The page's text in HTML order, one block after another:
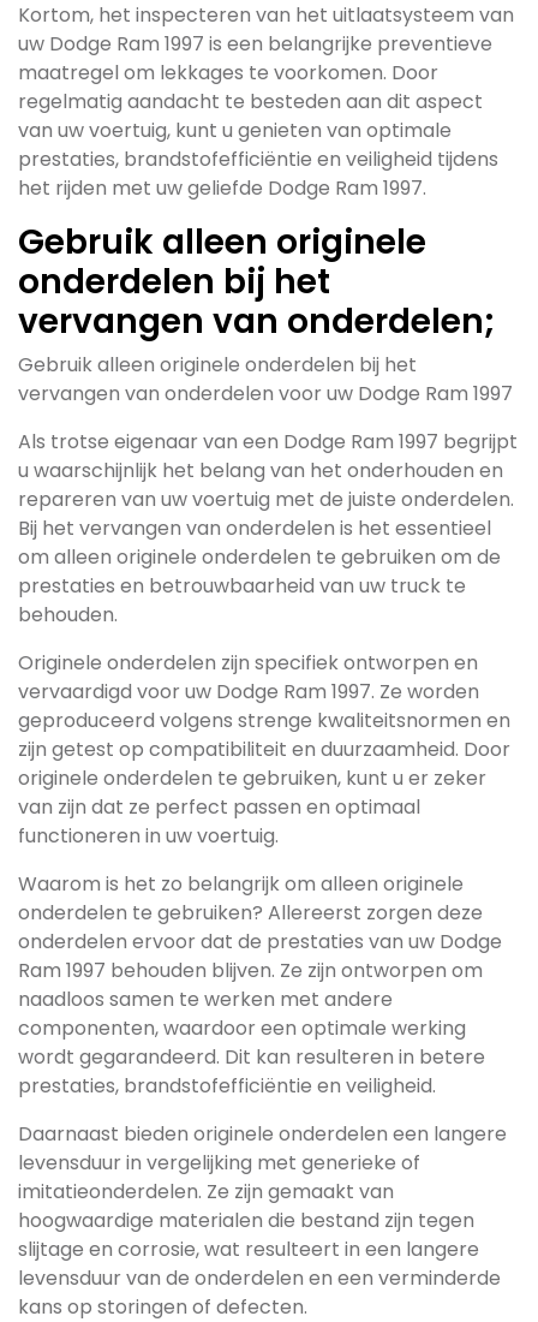
Kortom, het inspecteren van het uitlaatsysteem van
uw Dodge Ram 1997 is een belangrijke preventieve
maatregel om lekkages te voorkomen. Door
regelmatig aandacht te besteden aan dit aspect
van uw voertuig, kunt u genieten van optimale
prestaties, brandstofefficiëntie en veiligheid tijdens
het rijden met uw geliefde Dodge Ram 1997.
Gebruik alleen originele
onderdelen bij het
vervangen van onderdelen;
Gebruik alleen originele onderdelen bij het
vervangen van onderdelen voor uw Dodge Ram 1997
Als trotse eigenaar van een Dodge Ram 1997 begrijpt
u waarschijnlijk het belang van het onderhouden en
repareren van uw voertuig met de juiste onderdelen.
Bij het vervangen van onderdelen is het essentieel
om alleen originele onderdelen te gebruiken om de
prestaties en betrouwbaarheid van uw truck te
behouden.
Originele onderdelen zijn specifiek ontworpen en
vervaardigd voor uw Dodge Ram 1997. Ze worden
geproduceerd volgens strenge kwaliteitsnormen en
zijn getest op compatibiliteit en duurzaamheid. Door
originele onderdelen te gebruiken, kunt u er zeker
van zijn dat ze perfect passen en optimaal
functioneren in uw voertuig.
Waarom is het zo belangrijk om alleen originele
onderdelen te gebruiken? Allereerst zorgen deze
onderdelen ervoor dat de prestaties van uw Dodge
Ram 1997 behouden blijven. Ze zijn ontworpen om
naadloos samen te werken met andere
componenten, waardoor een optimale werking
wordt gegarandeerd. Dit kan resulteren in betere
prestaties, brandstofefficiëntie en veiligheid.
Daarnaast bieden originele onderdelen een langere
levensduur in vergelijking met generieke of
imitatieonderdelen. Ze zijn gemaakt van
hoogwaardige materialen die bestand zijn tegen
slijtage en corrosie, wat resulteert in een langere
levensduur van de onderdelen en een verminderde
kans op storingen of defecten.